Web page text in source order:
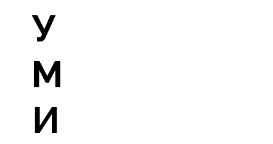
У
М
И